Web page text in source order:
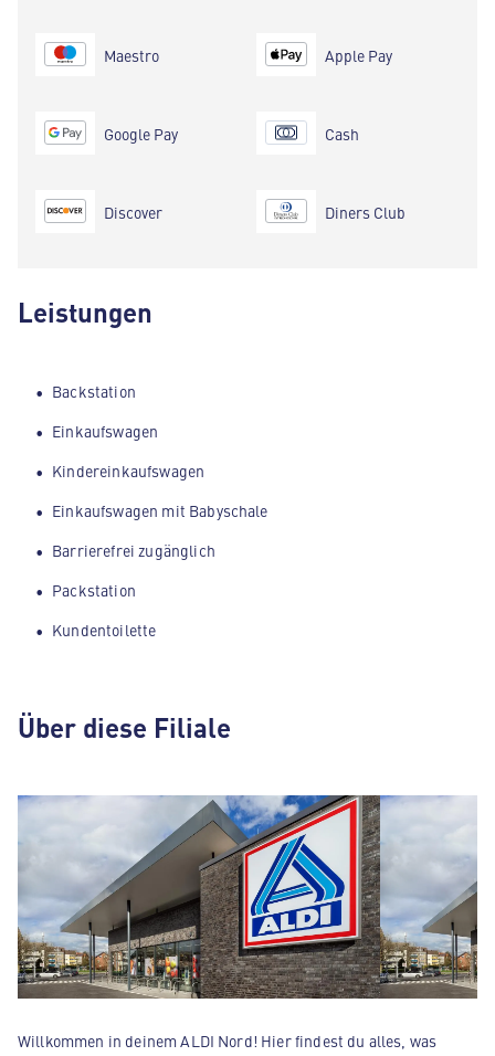
Maestro
Google Pay
Discover
Apple Pay
Cash
Diners Club
Leistungen
Backstation
Einkaufswagen
Kindereinkaufswagen
Einkaufswagen mit Babyschale
Barrierefrei zugänglich
Packstation
Kundentoilette
Über diese Filiale
Willkommen in deinem ALDI Nord! Hier findest du alles, was